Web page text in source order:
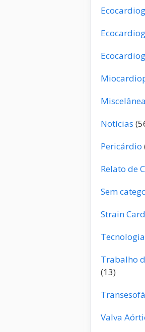
Miscelânea
Notícias
Pericárdio
Relato de
Sem
Strain
Tecnologia
Trabalho
(13)
Valva